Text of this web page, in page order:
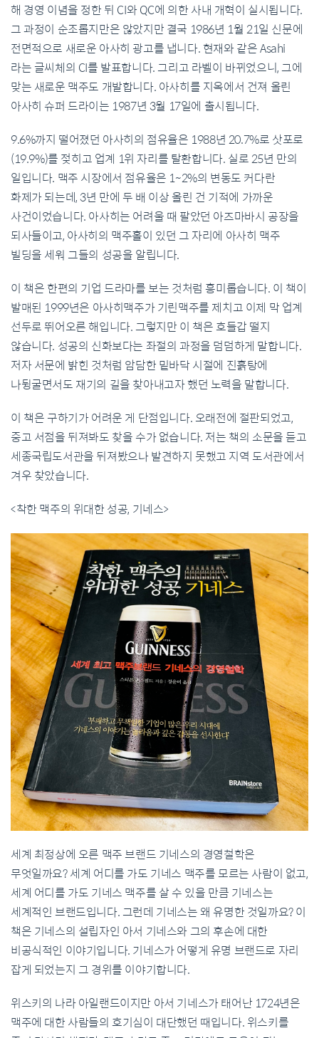
해 경영 이념을 정한 뒤 CI와 QC에 의한 사내 개혁이 실시됩니다.
그 과정이 순조롭지만은 않았지만 결국 1986년 1월 21일 신문에
전면적으로 새로운 아사히 광고를 냅니다. 현재와 같은 Asahi
라는 글씨체의 CI를 발표합니다. 그리고 라벨이 바뀌었으니, 그에
맞는 새로운 맥주도 개발합니다. 아사히를 지옥에서 건져 올린
아사히 슈퍼 드라이는 1987년 3월 17일에 출시됩니다.
9.6%까지 떨어졌던 아사히의 점유율은 1988년 20.7%로 삿포로
(19.9%)를 젖히고 업계 1위 자리를 탈환합니다. 실로 25년 만의
일입니다. 맥주 시장에서 점유율은 1~2%의 변동도 커다란
화제가 되는데, 3년 만에 두 배 이상 올린 건 기적에 가까운
사건이었습니다. 아사히는 어려울 때 팔았던 아즈마바시 공장을
되사들이고, 아사히의 맥주홀이 있던 그 자리에 아사히 맥주
빌딩을 세워 그들의 성공을 알립니다.
이 책은 한편의 기업 드라마를 보는 것처럼 흥미롭습니다. 이 책이
발매된 1999년은 아사히맥주가 기린맥주를 제치고 이제 막 업계
선두로 뛰어오른 해입니다. 그렇지만 이 책은 호들갑 떨지
않습니다. 성공의 신화보다는 좌절의 과정을 덤덤하게 말합니다.
저자 서문에 밝힌 것처럼 암담한 밑바닥 시절에 진흙탕에
나뒹굴면서도 재기의 길을 찾아내고자 했던 노력을 말합니다.
이 책은 구하기가 어려운 게 단점입니다. 오래전에 절판되었고,
중고 서점을 뒤져봐도 찾을 수가 없습니다. 저는 책의 소문을 듣고
세종국립도서관을 뒤져봤으나 발견하지 못했고 지역 도서관에서
겨우 찾았습니다.
<착한 맥주의 위대한 성공, 기네스>
세계 최정상에 오른 맥주 브랜드 기네스의 경영철학은
무엇일까요? 세계 어디를 가도 기네스 맥주를 모르는 사람이 없고,
세계 어디를 가도 기네스 맥주를 살 수 있을 만큼 기네스는
세계적인 브랜드입니다. 그런데 기네스는 왜 유명한 것일까요? 이
책은 기네스의 설립자인 아서 기네스와 그의 후손에 대한
비공식적인 이야기입니다. 기네스가 어떻게 유명 브랜드로 자리
잡게 되었는지 그 경위를 이야기합니다.
위스키의 나라 아일랜드이지만 아서 기네스가 태어난 1724년은
맥주에 대한 사람들의 호기심이 대단했던 때입니다. 위스키를